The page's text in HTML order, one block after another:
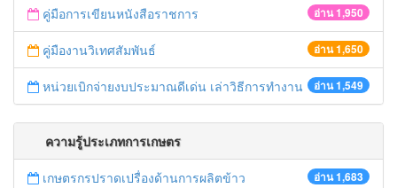
อ่าน 1,950
คู่มือการเขียนหนังสือราชการ
อ่าน 1,650
คู่มืองานวิเทศสัมพันธ์
อ่าน 1,549
หน่วยเบิกจ่ายงบประมาณดีเด่น เล่าวิธีการทำงาน
ความรู้ประเภทการเกษตร
อ่าน 1,683
เกษตรกรปราดเปรื่องด้านการผลิตข้าว